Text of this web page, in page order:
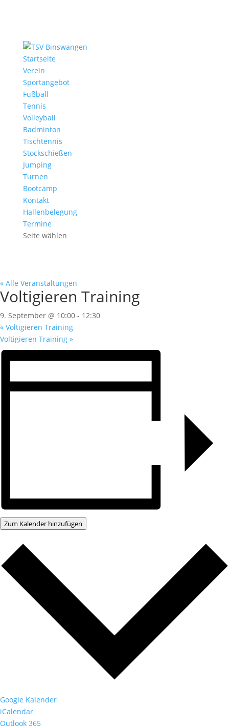
Startseite
Verein
Sportangebot
Fußball
Tennis
Volleyball
Badminton
Tischtennis
Stockschießen
Jumping
Turnen
Bootcamp
Kontakt
Hallenbelegung
Termine
Seite wählen
« Alle Veranstaltungen
Voltigieren Training
9. September @ 10:00 - 12:30
« Voltigieren Training
Voltigieren Training »
Zum Kalender hinzufügen
Google Kalender
iCalendar
Outlook 365